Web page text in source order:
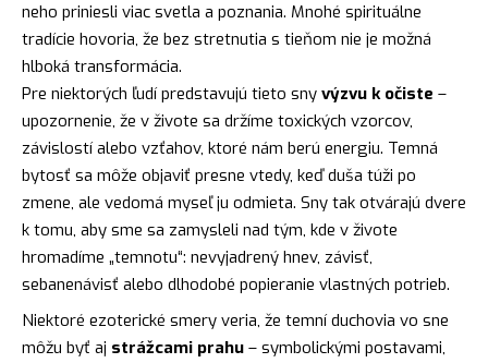
neho priniesli viac svetla a poznania. Mnohé spirituálne
tradície hovoria, že bez stretnutia s tieňom nie je možná
hlboká transformácia.
Pre niektorých ľudí predstavujú tieto sny výzvu k očiste –
upozornenie, že v živote sa držíme toxických vzorcov,
závislostí alebo vzťahov, ktoré nám berú energiu. Temná
bytosť sa môže objaviť presne vtedy, keď duša túži po
zmene, ale vedomá myseľ ju odmieta. Sny tak otvárajú dvere
k tomu, aby sme sa zamysleli nad tým, kde v živote
hromadíme „temnotu“: nevyjadrený hnev, závisť,
sebanenávisť alebo dlhodobé popieranie vlastných potrieb.
Niektoré ezoterické smery veria, že temní duchovia vo sne
môžu byť aj strážcami prahu – symbolickými postavami,